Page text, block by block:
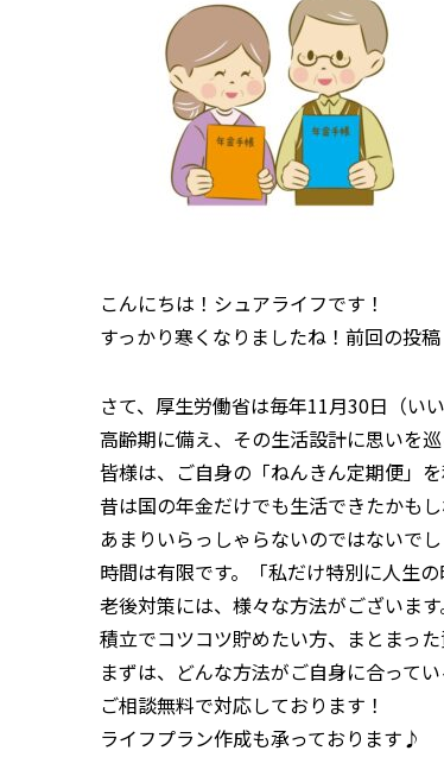
こんにちは！シュアライフです！
すっかり寒くなりましたね！前回の投
さて、厚生労働省は毎年11月30日（い
高齢期に備え、その生活設計に思いを
皆様は、ご自身の「ねんきん定期便」
昔は国の年金だけでも生活できたかも
あまりいらっしゃらないのではないで
時間は有限です。「私だけ特別に人生
老後対策には、様々な方法がございます
積立でコツコツ貯めたい方、まとまっ
まずは、どんな方法がご自身に合って
ご相談無料で対応しております！
ライフプラン作成も承っております♪